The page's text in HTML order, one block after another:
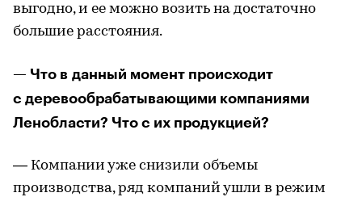
выгодно, и ее можно возить на достаточно
большие расстояния.
— Что в данный момент происходит
с деревообрабатывающими компаниями
Ленобласти? Что с их продукцией?
— Компании уже снизили объемы
производства, ряд компаний ушли в режим